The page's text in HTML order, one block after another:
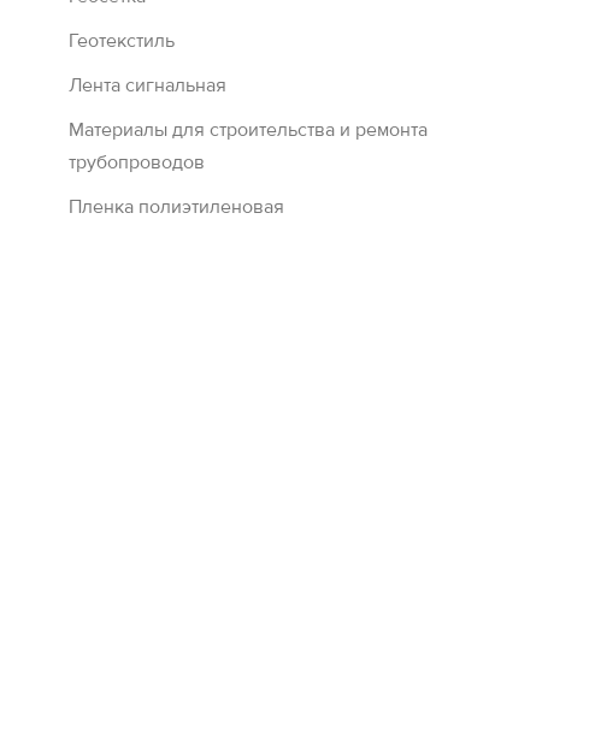
Геотекстиль
Лента сигнальная
Материалы для строительства и ремонта
трубопроводов
Пленка полиэтиленовая